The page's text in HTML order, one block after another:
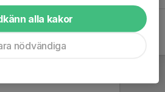
alla kakor
nödvändiga